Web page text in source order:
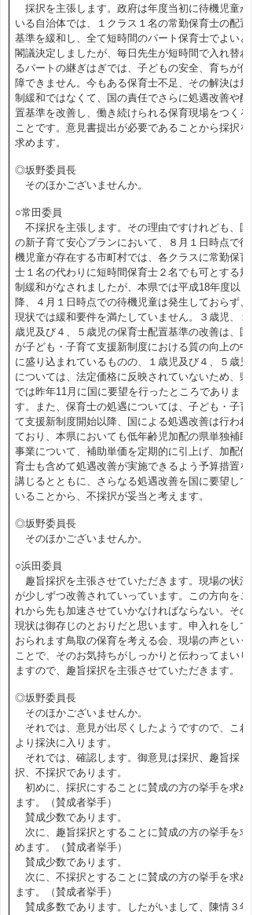
採択を主張します。政府は年度当初に待機児童が
いる自治体では、１クラス１名の常勤保育士の配置
基準を緩和し、全て短時間のパート保育士でよいと
閣議決定しましたが、毎日先生が短時間で入れ替わ
るパートの継ぎはぎでは、子どもの安全、育ちが保
障できません。今もある保育士不足、その解決は規
制緩和ではなくて、国の責任でさらに処遇改善や配
置基準を改善し、働き続けられる保育現場をつくる
ことです。意見書提出が必要であることから採択を
求めます。
◎坂野委員長
そのほかございませんか。
○常田委員
不採択を主張します。その理由ですけれども、国
の新子育て安心プランにおいて、８月１日時点で待
機児童が存在する市町村では、各クラスに常勤保育
士１名の代わりに短時間保育士２名でも可とする規
制緩和がなされましたが、本県では平成18年度以
降、４月１日時点での待機児童は発生しておらず、
現状では緩和要件を満たしていません。３歳児、１
歳児及び４、５歳児の保育士配置基準の改善は、国
が子ども・子育て支援新制度における質の向上の中
に盛り込まれているものの、１歳児及び４、５歳児
については、法定価格に反映されていないため、県
では昨年11月に国に要望を行ったところでありま
す。また、保育士の処遇については、子ども・子育
て支援新制度開始以降、国による処遇改善は行われ
ており、本県においても低年齢児加配の県単独補助
事業について、補助単価を定期的に引上げ、加配保
育士も含めて処遇改善が実施できるよう予算措置を
講じるとともに、さらなる処遇改善を国に要望して
いることから、不採択が妥当と考えます。
◎坂野委員長
そのほかございませんか。
○浜田委員
趣旨採択を主張させていただきます。現場の状況
が少しずつ改善されていっています。この方向をこ
れから先も加速させていかなければならない。その
現状は御存じのとおりだと思います。申入れをして
おられます鳥取の保育を考える会、現場の声という
ことで、そのお気持ちがしっかりと伝わってまいり
ますので、趣旨採択を主張させていただきます。
◎坂野委員長
そのほかございませんか。
それでは、意見が出尽くしたようですので、これ
より採決に入ります。
それでは、確認します。御意見は採択、趣旨採
択、不採択であります。
初めに、採択にすることに賛成の方の挙手を求め
ます。（賛成者挙手）
賛成少数であります。
次に、趣旨採択とすることに賛成の方の挙手を求
めます。（賛成者挙手）
賛成少数であります。
次に、不採択とすることに賛成の方の挙手を求め
ます。（賛成者挙手）
賛成多数であります。したがいまして、陳情３年